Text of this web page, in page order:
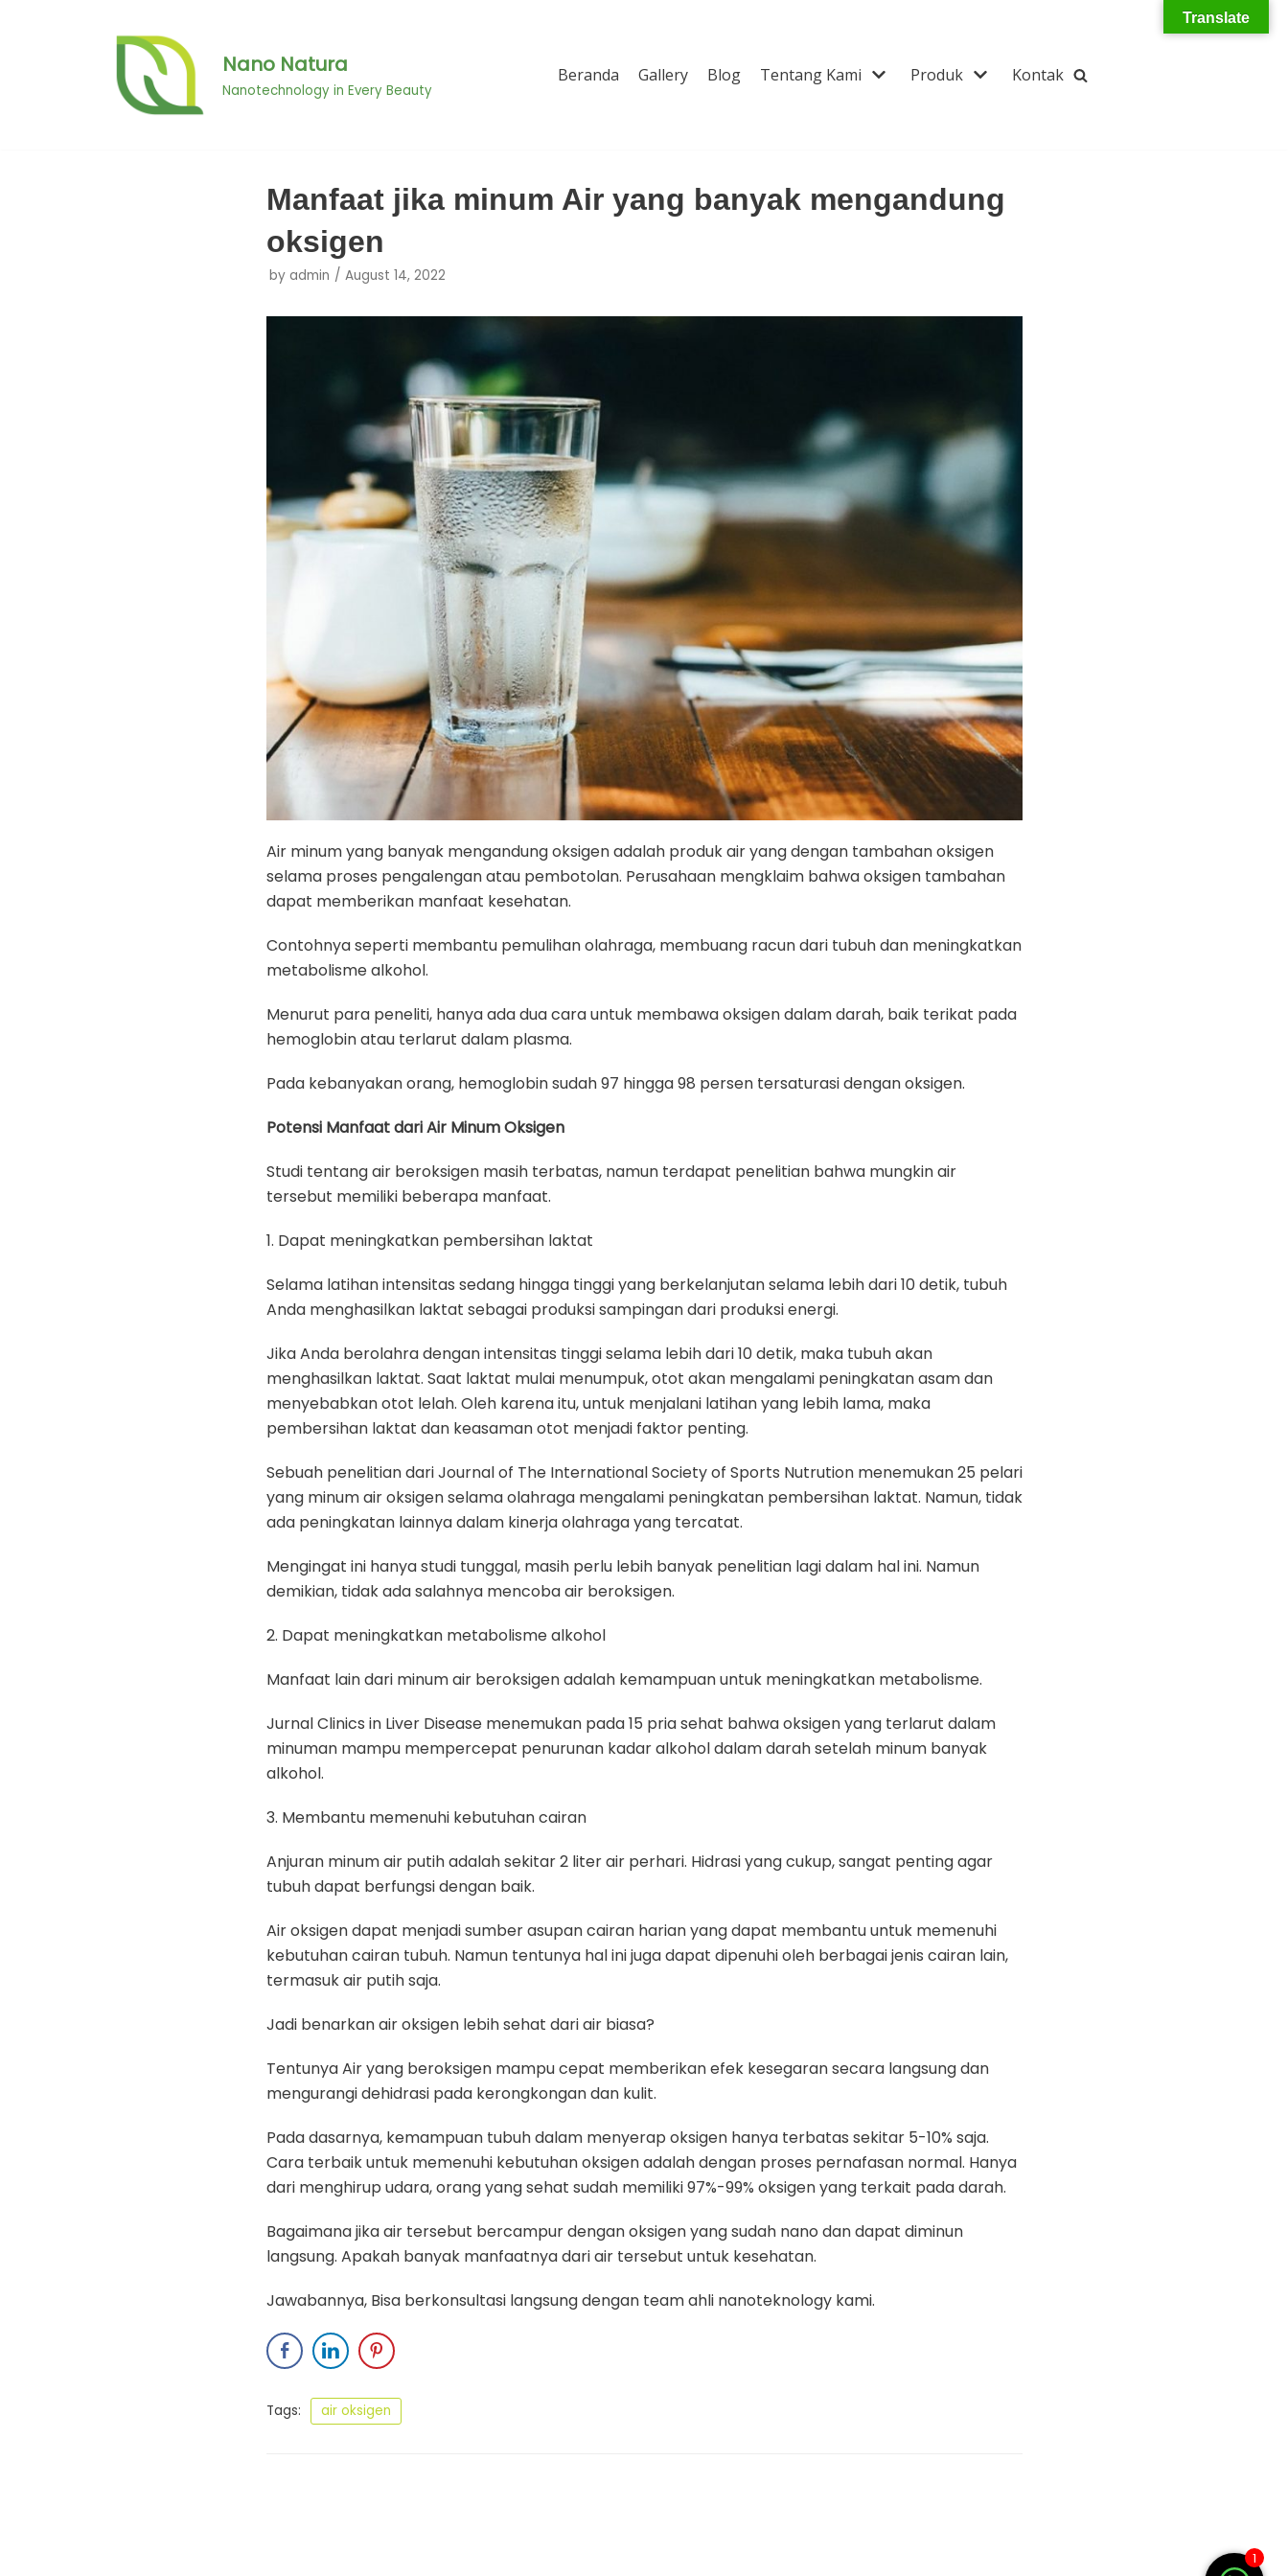
Nano Natura
Nanotechnology in Every Beauty
Beranda Gallery Blog Tentang Kami Produk Kontak
Manfaat jika minum Air yang banyak mengandung
oksigen
by admin August 14, 2022
Air minum yang banyak mengandung oksigen adalah produk air yang dengan tambahan oksigen
selama proses pengalengan atau pembotolan. Perusahaan mengklaim bahwa oksigen tambahan
dapat memberikan manfaat kesehatan.
Contohnya seperti membantu pemulihan olahraga, membuang racun dari tubuh dan meningkatkan
metabolisme alkohol.
Menurut para peneliti, hanya ada dua cara untuk membawa oksigen dalam darah, baik terikat pada
hemoglobin atau terlarut dalam plasma.
Pada kebanyakan orang, hemoglobin sudah 97 hingga 98 persen tersaturasi dengan oksigen.
Potensi Manfaat dari Air Minum Oksigen
Studi tentang air beroksigen masih terbatas, namun terdapat penelitian bahwa mungkin air
tersebut memiliki beberapa manfaat.
1. Dapat meningkatkan pembersihan laktat
Selama latihan intensitas sedang hingga tinggi yang berkelanjutan selama lebih dari 10 detik, tubuh
Anda menghasilkan laktat sebagai produksi sampingan dari produksi energi.
Jika Anda berolahra dengan intensitas tinggi selama lebih dari 10 detik, maka tubuh akan
menghasilkan laktat. Saat laktat mulai menumpuk, otot akan mengalami peningkatan asam dan
menyebabkan otot lelah. Oleh karena itu, untuk menjalani latihan yang lebih lama, maka
pembersihan laktat dan keasaman otot menjadi faktor penting.
Sebuah penelitian dari Journal of The International Society of Sports Nutrution menemukan 25 pelari
yang minum air oksigen selama olahraga mengalami peningkatan pembersihan laktat. Namun, tidak
ada peningkatan lainnya dalam kinerja olahraga yang tercatat.
Mengingat ini hanya studi tunggal, masih perlu lebih banyak penelitian lagi dalam hal ini. Namun
demikian, tidak ada salahnya mencoba air beroksigen.
2. Dapat meningkatkan metabolisme alkohol
Manfaat lain dari minum air beroksigen adalah kemampuan untuk meningkatkan metabolisme.
Jurnal Clinics in Liver Disease menemukan pada 15 pria sehat bahwa oksigen yang terlarut dalam
minuman mampu mempercepat penurunan kadar alkohol dalam darah setelah minum banyak
alkohol.
3. Membantu memenuhi kebutuhan cairan
Anjuran minum air putih adalah sekitar 2 liter air perhari. Hidrasi yang cukup, sangat penting agar
tubuh dapat berfungsi dengan baik.
Air oksigen dapat menjadi sumber asupan cairan harian yang dapat membantu untuk memenuhi
kebutuhan cairan tubuh. Namun tentunya hal ini juga dapat dipenuhi oleh berbagai jenis cairan lain,
termasuk air putih saja.
Jadi benarkan air oksigen lebih sehat dari air biasa?
Tentunya Air yang beroksigen mampu cepat memberikan efek kesegaran secara langsung dan
mengurangi dehidrasi pada kerongkongan dan kulit.
Pada dasarnya, kemampuan tubuh dalam menyerap oksigen hanya terbatas sekitar 5-10% saja.
Cara terbaik untuk memenuhi kebutuhan oksigen adalah dengan proses pernafasan normal. Hanya
dari menghirup udara, orang yang sehat sudah memiliki 97%-99% oksigen yang terkait pada darah.
Bagaimana jika air tersebut bercampur dengan oksigen yang sudah nano dan dapat diminun
langsung. Apakah banyak manfaatnya dari air tersebut untuk kesehatan.
Jawabannya, Bisa berkonsultasi langsung dengan team ahli nanoteknology kami.
Tags: air oksigen
1
Translate